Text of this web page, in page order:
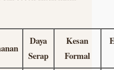
Daya
Serap
Kesan
Formal